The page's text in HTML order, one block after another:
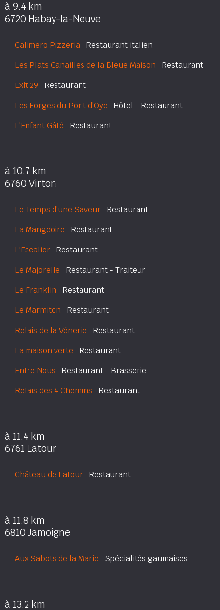
à 9.4 km
6720 Habay-la-Neuve
Calimero Pizzeria Restaurant italien
Les Plats Canailles de la Bleue Maison Restaurant
Exit 29 Restaurant
Les Forges du Pont d'Oye Hôtel - Restaurant
L'Enfant Gâté Restaurant
à 10.7 km
6760 Virton
Le Temps d'une Saveur Restaurant
La Mangeoire Restaurant
L'Escalier Restaurant
Le Majorelle Restaurant - Traiteur
Le Franklin Restaurant
Le Marmiton Restaurant
Relais de la Vénerie Restaurant
La maison verte Restaurant
Entre Nous Restaurant - Brasserie
Relais des 4 Chemins Restaurant
à 11.4 km
6761 Latour
Château de Latour Restaurant
à 11.8 km
6810 Jamoigne
Aux Sabots de la Marie Spécialités gaumaises
à 13.2 km